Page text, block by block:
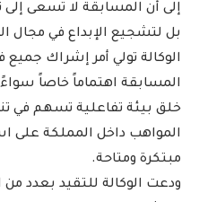
إلى أن المسابقة لا تسعى
بل لتشجيع الإبداع في مجال
الوكالة تولي أمر إشراك
المسابقة اهتماماً خاصاً
خلق بيئة تفاعلية تسهم في
المواهب داخل المملكة
مبتكرة ومتاحة.
ودعت الوكالة للتقيد بعدد